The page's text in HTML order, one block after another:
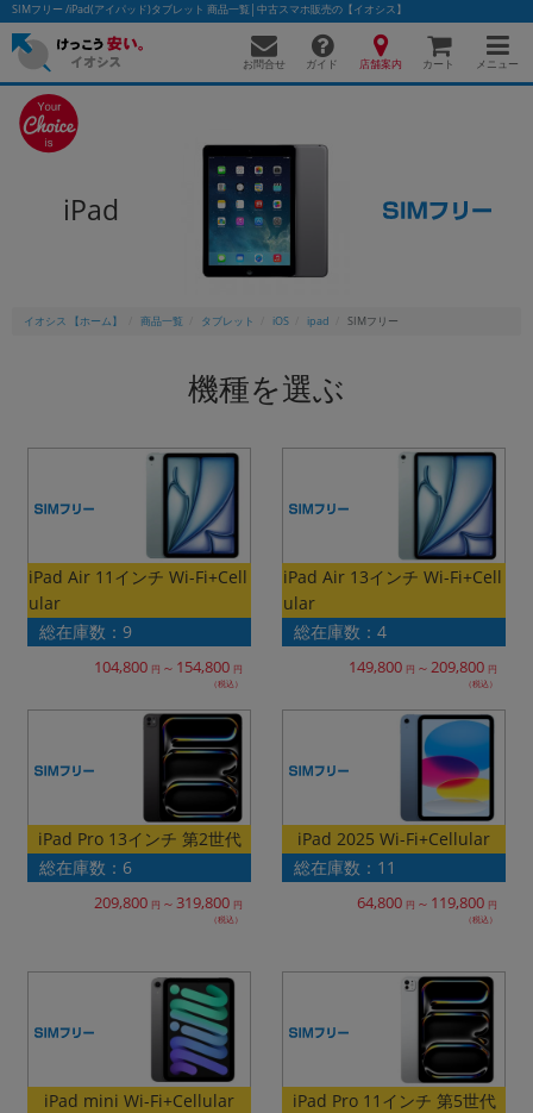
SIMフリー /iPad(アイパッド)タブレット 商品一覧│中古スマホ販売の【イオシス】
お問合せ ガイド 店舗案内 カート メニュー
iPad
イオシス 【ホーム】 商品一覧 タブレット iOS ipad SIMフリー
機種を選ぶ
iPad Air 11インチ Wi-Fi+Cell
ular
総在庫数：9
104,800 円 ～ 154,800 円
（税込）
iPad Air 13インチ Wi-Fi+Cell
ular
総在庫数：4
149,800 円 ～ 209,800 円
（税込）
iPad Pro 13インチ 第2世代
総在庫数：6
209,800 円 ～ 319,800 円
（税込）
iPad 2025 Wi-Fi+Cellular
総在庫数：11
64,800 円 ～ 119,800 円
（税込）
iPad mini Wi-Fi+Cellular iPad Pro 11インチ 第5世代
かんたんパソコン検索に切り替える
除外ワード
「スマートフォン」「タブレット」など
商品シリーズ名・ブランド名の絞り込み。
「iPhone」「Xperia」「Galaxy」など
メーカー
製造、販売メーカーの絞り込み
「Apple」「SONY」「SHARP」など
機能・特徴
「5G対応」「防水」「ワンセグ」など
ドライブの絞り込み
ランク
商品状態の絞り込み
「新品」「未使用」「中古」など
~